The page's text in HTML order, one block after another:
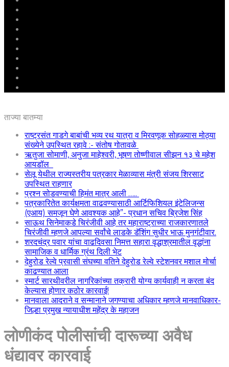
ताज्या बातम्या
राष्ट्रसंत गाडगे बाबांची भव्य रथ यात्रा व मिरवणूक सोहळ्यास मोठ्या
संख्येने उपस्थित रहावे :- संतोष गोतावळे
ऋतुजा सोमाणी, अनुजा माहेश्वरी, भूषण तोष्णीवाल सीझन १३ चे महेश
आयडॉल
सेलू येथील राज्यस्तरीय पत्रकार मेळाव्यास मंत्री संजय शिरसाट
उपस्थित राहणार
प्रश्न सोडवण्याची हिमंत मात्र आली …..
पत्रकारितेत कार्यक्षमता वाढवण्यासाठी आर्टिफिशियल इंटेलिजन्स
(एआय) समजून घेणे आवश्यक आहे”- प्रधान सचिव ब्रिजेश सिंह
साऊथ सिनेमाकडे चिरंजीवी आहे तर महाराष्ट्राच्या राजकारणातले
चिरंजीवी म्हणजे आपल्या सर्वांचे लाडके डॅशिंग सुधीर भाऊ मुनगंटीवार.
शरदचंद्र पवार यांचा वाढदिवसा निमत्त सहारा वृद्धाश्रमातील वृद्धांना
सामाजिक व धार्मिक ग्रंथ दिली भेट
देहुरोड रेल्वे प्रवासी संघच्या वतिने देहुरोड रेल्वे स्टेशनवर मशाल मोर्चा
काढण्यात आला
स्मार्ट सारथीवरील नागरिकांच्या तक्रारी योग्य कार्यवाही न करता बंद
केल्यास होणार कठोर कारवाई!
मानवाला आदराने व सन्मानाने जगण्याचा अधिकार म्हणजे मानवाधिकार-
जिल्हा प्रमुख न्यायाधीश महेंद्र के महाजन
लोणीकंद पोलीसांची दारूच्या अवैध
धंद्यावर कारवाई